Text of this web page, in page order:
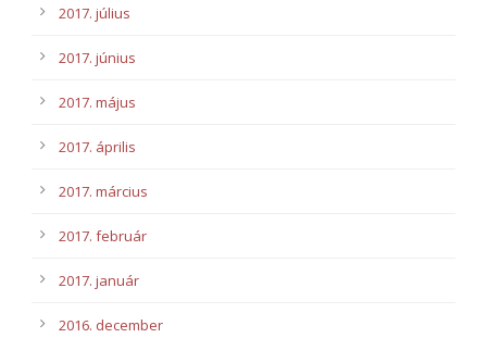
2017. július
2017. június
2017. május
2017. április
2017. március
2017. február
2017. január
2016. december